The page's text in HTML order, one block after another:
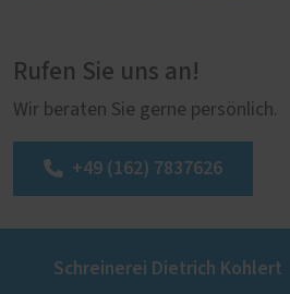
Rufen Sie uns an!
Wir beraten Sie gerne persönlich.
+49 (162) 7837626
Schreinerei Dietrich Kohlert